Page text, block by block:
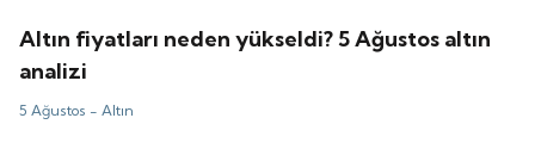
Altın fiyatları neden yükseldi? 5 Ağustos altın
analizi
5 Ağustos -Altın